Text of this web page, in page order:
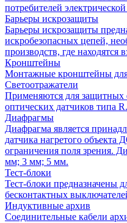
потребителей
Барьеры искрозащиты
Барьеры искрозащиты
искробезопасных цепей,
производств, где находятся
Кронштейны
Монтажные кронштейны для
Светоотражатели
Применяются для защитных
оптических датчиков типа R.
Диафрагмы
Диафрагма является
датчика нагретого объекта
ограничения поля зрения.
мм; 3 мм; 5 мм.
Тест-блоки
Тест-блоки предназначены
бесконтактных
Индуктивные архив
Соединительные кабели